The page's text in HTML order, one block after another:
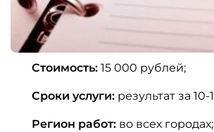
Стоимость: 15 000 рублей;
Сроки услуги: результат за 10-
Регион работ: во всех городах;